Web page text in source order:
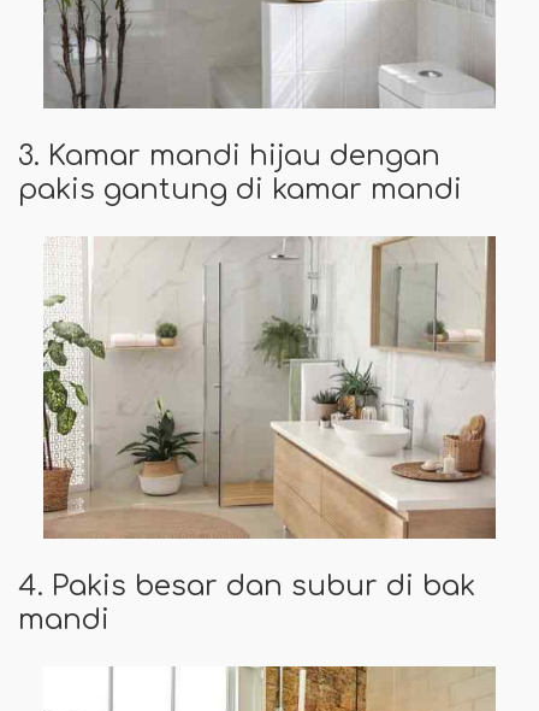
3. Kamar mandi hijau dengan
pakis gantung di kamar mandi
4. Pakis besar dan subur di bak
mandi